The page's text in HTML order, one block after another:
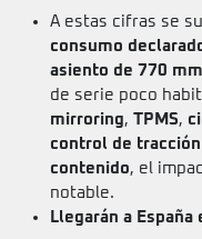
A estas cifras se
consumo
asiento de 770 mm
de serie poco
mirroring, TPMS,
control de tracción
contenido, el
notable.
Llegarán a